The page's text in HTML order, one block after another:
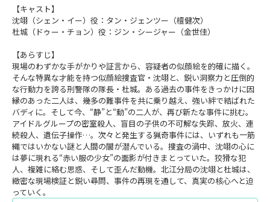
【キャスト】
沈翊（シェン・イー）役：タン・ジェンツー（檀健次）
杜城（ドゥー・チョン）役：ジン・シージャー（金世佳）
【あらすじ】
現場のわずかな手がかりや証言から、容疑者の似顔絵を的確に描く。
そんな特異な才能を持つ似顔絵捜査官・沈翊と、鋭い洞察力と圧倒的
な行動力を誇る刑警隊の隊長・杜城。ある過去の事件をきっかけに因
縁のあった二人は、幾多の難事件を共に乗り越え、強い絆で結ばれた
バディに。そして今、“静”と“動”の二人が、再び新たな事件に挑む。
アイドルグループの密室殺人、盲目の子供の不可解な失踪、放火、連
続殺人、遺伝子操作…。次々と発生する猟奇事件には、いずれも一筋
縄ではいかない謎と人間の闇が潜んでいる。捜査の渦中、沈翊の心に
は夢に現れる“赤い服の少女”の面影が付きまとっていた。狡猾な犯
人、複雑に絡む思惑、そして歪んだ動機。北江分局の沈翊と杜城は、
緻密な現場検証と鋭い尋問、事件の再現を通して、真実の核心へと迫
っていく。